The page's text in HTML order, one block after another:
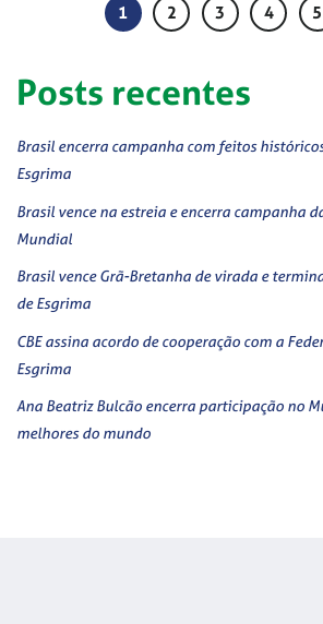
1 2 3 4 5
Posts recentes
Brasil encerra campanha com feitos
Esgrima
Brasil vence na estreia e encerra campanha
Mundial
Brasil vence Grã-Bretanha de virada e
de Esgrima
CBE assina acordo de cooperação com a
Esgrima
Ana Beatriz Bulcão encerra participação no
melhores do mundo